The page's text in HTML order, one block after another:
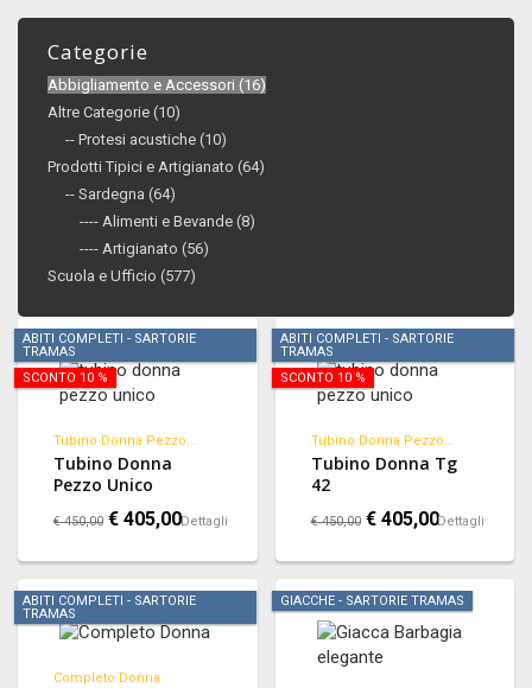
Categorie
Abbigliamento e Accessori (16)
Altre Categorie (10)
-- Protesi acustiche (10)
Prodotti Tipici e Artigianato (64)
-- Sardegna (64)
---- Alimenti e Bevande (8)
---- Artigianato (56)
Scuola e Ufficio (577)
ABITI COMPLETI - SARTORIE
TRAMAS
SCONTO 10 %
Tubino Donna Pezzo...
Tubino Donna
Pezzo Unico
€ 450,00 € 405,00Dettagli
ABITI COMPLETI - SARTORIE
TRAMAS
SCONTO 10 %
Tubino Donna Pezzo...
Tubino Donna Tg
42
€ 450,00 € 405,00Dettagli
ABITI COMPLETI - SARTORIE
TRAMAS
Completo Donna
GIACCHE - SARTORIE TRAMAS